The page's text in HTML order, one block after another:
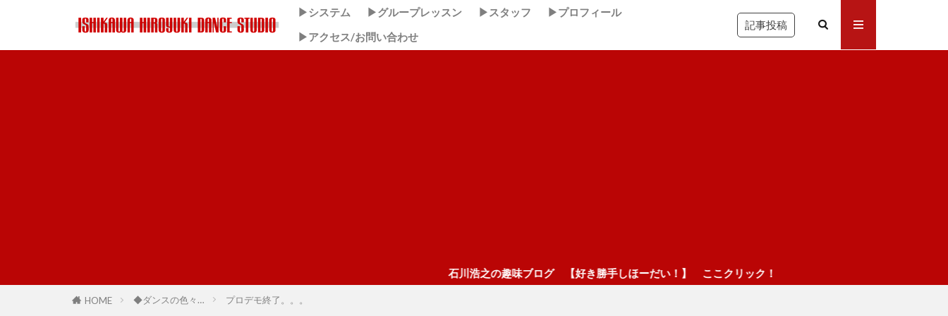
▶システム ▶グループレッスン ▶スタッフ
▶プロフィール
▶アクセス/お問い合わせ
記事投稿
石川浩之の趣味ブログ 【好き勝手しほーだい！】 ここクリック！
HOME ◆ダンスの色々… プロデモ終了。。。